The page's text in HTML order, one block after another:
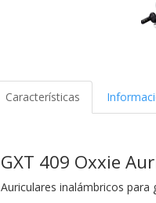
Características
GXT 409 Oxxie
Auriculares inalámbricos